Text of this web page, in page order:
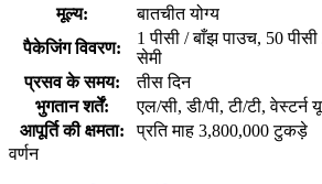
मूल्य:
बातचीत योग्य
पैकेजिंग विवरण:
1 पीसी / बाँझ पाउच, 50
सेमी
प्रसव के समय:
तीस दिन
भुगतान शर्तें:
एल/सी, डी/पी, टी/टी, वेस्टर्न
आपूर्ति की क्षमता:
प्रति माह 3,800,000 टुकड़े
वर्णन